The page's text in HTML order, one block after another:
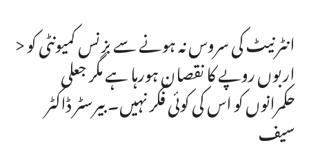
> انٹرنیٹ کی سروس نہ ہونے سے بزنس کمیونٹی کو
اربوں روپے کا نقصان ہورہا ہے مگر جعلی
حکمرانوں کو اس کی کوئی فکر نہیں۔ بیرسٹر ڈاکٹر
سیف